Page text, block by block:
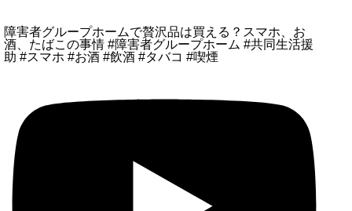
障害者グループホームで贅沢品は買える？スマホ、お
酒、たばこの事情 #障害者グループホーム #共同生活援
助 #スマホ #お酒 #飲酒 #タバコ #喫煙